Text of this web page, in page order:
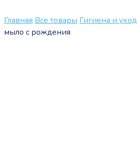
Главная Все товары Гигиена и уход
мыло с рождения